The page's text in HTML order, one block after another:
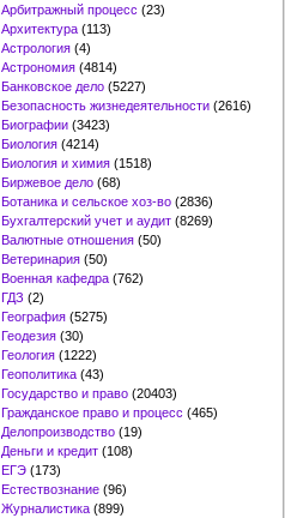
Арбитражный процесс (23)
Архитектура (113)
Астрология (4)
Астрономия (4814)
Банковское дело (5227)
Безопасность жизнедеятельности (2616)
Биографии (3423)
Биология (4214)
Биология и химия (1518)
Биржевое дело (68)
Ботаника и сельское хоз-во (2836)
Бухгалтерский учет и аудит (8269)
Валютные отношения (50)
Ветеринария (50)
Военная кафедра (762)
ГДЗ (2)
География (5275)
Геодезия (30)
Геология (1222)
Геополитика (43)
Государство и право (20403)
Гражданское право и процесс (465)
Делопроизводство (19)
Деньги и кредит (108)
ЕГЭ (173)
Естествознание (96)
Журналистика (899)